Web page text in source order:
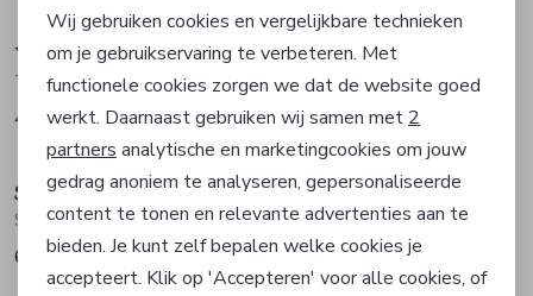
Yaya
Top
49,95
Opus
Blouse
69,99
Nieuw
Studio Amaya
Sweater
69,95
Nieuw
Betty Barclay
Jurk
139,99
Nieuw Nieuw
Personalisatie cookies
Analytische cookies
Marketing cookies
Wij gebruiken cookies en vergelijkbare technieken
om je gebruikservaring te verbeteren. Met
functionele cookies zorgen we dat de website goed
werkt. Daarnaast gebruiken wij samen met 2
partners analytische en marketingcookies om jouw
gedrag anoniem te analyseren, gepersonaliseerde
content te tonen en relevante advertenties aan te
bieden. Je kunt zelf bepalen welke cookies je
accepteert. Klik op 'Accepteren' voor alle cookies, of